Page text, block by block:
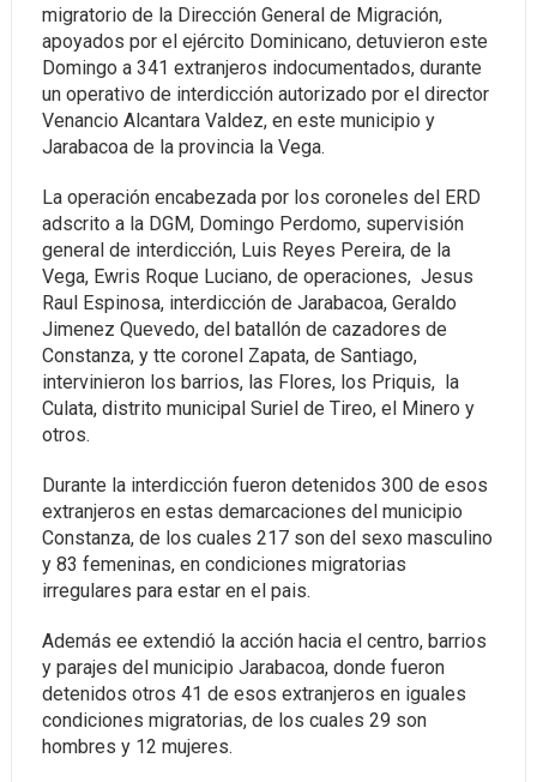
migratorio de la Dirección General de Migración,
apoyados por el ejército Dominicano, detuvieron este
Domingo a 341 extranjeros indocumentados, durante
un operativo de interdicción autorizado por el director
Venancio Alcantara Valdez, en este municipio y
Jarabacoa de la provincia la Vega.
La operación encabezada por los coroneles del ERD
adscrito a la DGM, Domingo Perdomo, supervisión
general de interdicción, Luis Reyes Pereira, de la
Vega, Ewris Roque Luciano, de operaciones, Jesus
Raul Espinosa, interdicción de Jarabacoa, Geraldo
Jimenez Quevedo, del batallón de cazadores de
Constanza, y tte coronel Zapata, de Santiago,
intervinieron los barrios, las Flores, los Priquis, la
Culata, distrito municipal Suriel de Tireo, el Minero y
otros.
Durante la interdicción fueron detenidos 300 de esos
extranjeros en estas demarcaciones del municipio
Constanza, de los cuales 217 son del sexo masculino
y 83 femeninas, en condiciones migratorias
irregulares para estar en el pais.
Además ee extendió la acción hacia el centro, barrios
y parajes del municipio Jarabacoa, donde fueron
detenidos otros 41 de esos extranjeros en iguales
condiciones migratorias, de los cuales 29 son
hombres y 12 mujeres.